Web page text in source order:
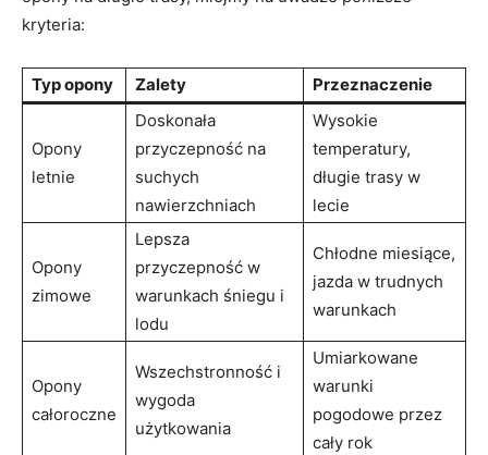
kryteria:
Typ opony Zalety Przeznaczenie
Opony
letnie
Doskonała
przyczepność na
suchych
nawierzchniach
Wysokie
temperatury,
długie trasy w
lecie
Opony
zimowe
Lepsza
przyczepność w
warunkach śniegu i
lodu
Chłodne miesiące,
jazda w trudnych
warunkach
Opony
całoroczne
Wszechstronność i
wygoda
użytkowania
Umiarkowane
warunki
pogodowe przez
cały rok